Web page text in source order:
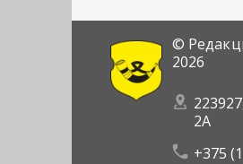
©
2026
2А
+375